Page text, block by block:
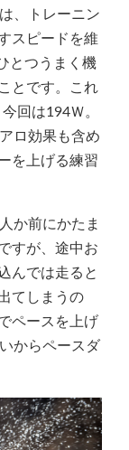
、トレーニン
スピードを維
とつうまく機
とです。これ
回は194Ｗ。
ロ効果も含め
を上げる練習
か前にかたま
すが、途中お
んでは走ると
てしまうの
ペースを上げ
からペースダ